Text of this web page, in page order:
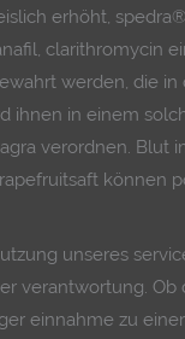
erhöht,
clarithromycin
werden, die
ihnen in einem
verordnen. Blut
können
unseres
verantwortung. Ob
einnahme zu